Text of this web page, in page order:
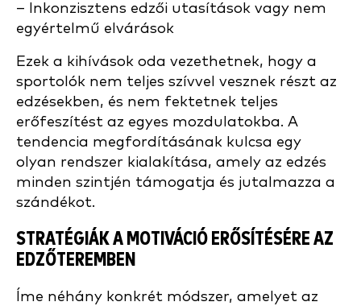
– Inkonzisztens edzői utasítások vagy nem
egyértelmű elvárások
Ezek a kihívások oda vezethetnek, hogy a
sportolók nem teljes szívvel vesznek részt az
edzésekben, és nem fektetnek teljes
erőfeszítést az egyes mozdulatokba. A
tendencia megfordításának kulcsa egy
olyan rendszer kialakítása, amely az edzés
minden szintjén támogatja és jutalmazza a
szándékot.
STRATÉGIÁK A MOTIVÁCIÓ ERŐSÍTÉSÉRE AZ
EDZŐTEREMBEN
Íme néhány konkrét módszer, amelyet az